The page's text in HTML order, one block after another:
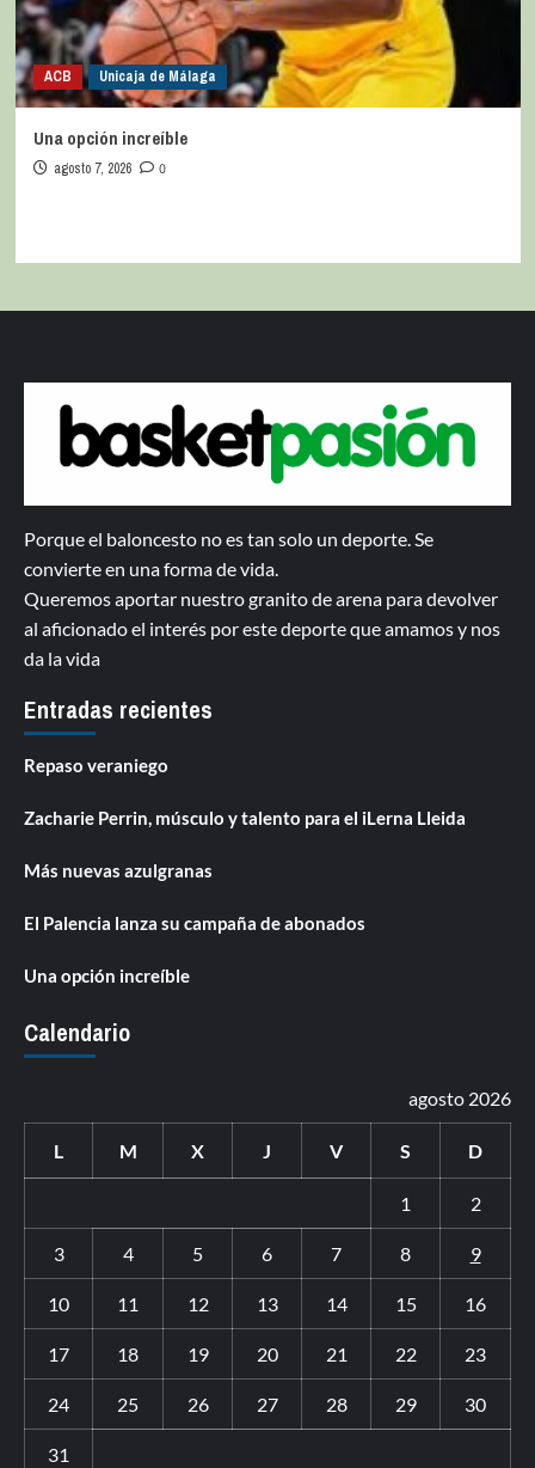
ACB Unicaja de Málaga
Una opción increíble
agosto 7, 2026 0
Porque el baloncesto no es tan solo un deporte. Se
convierte en una forma de vida.
Queremos aportar nuestro granito de arena para devolver
al aficionado el interés por este deporte que amamos y nos
da la vida
Entradas recientes
Repaso veraniego
Zacharie Perrin, músculo y talento para el iLerna Lleida
Más nuevas azulgranas
El Palencia lanza su campaña de abonados
Una opción increíble
Calendario
agosto 2026
L M X J V S D
1 2
3 4 5 6 7 8 9
10 11 12 13 14 15 16
17 18 19 20 21 22 23
24 25 26 27 28 29 30
31